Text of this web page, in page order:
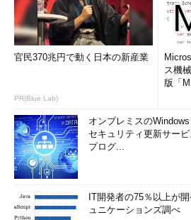
官民370兆円で動く日本の新産業
PR(Blue Lab)
ス機
版「
オンプレミスの
セキュリティ更新サー
プログ...
IT開発者の75％以上が
ュニケーションズ調べ